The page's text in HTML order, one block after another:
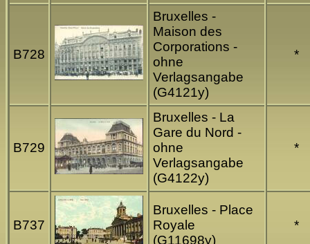
B728
Bruxelles -
Maison des
Corporations -
ohne
Verlagsangabe
(G4121y)
*
B729
Bruxelles - La
Gare du Nord -
ohne
Verlagsangabe
(G4122y)
*
B737
Bruxelles - Place
Royale
(G11698y)
*